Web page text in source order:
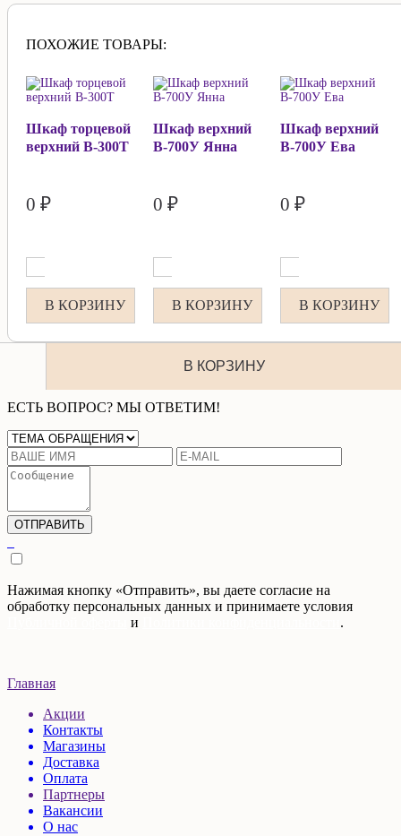
ПОХОЖИЕ ТОВАРЫ:
Шкаф торцевой
верхний В-300Т
0 ₽
В КОРЗИНУ
Шкаф верхний
В-700У Янна
0 ₽
В КОРЗИНУ
Шкаф верхний
В-700У Ева
0 ₽
В КОРЗИНУ
В КОРЗИНУ
ЕСТЬ ВОПРОС? МЫ ОТВЕТИМ!
Нажимая кнопку «Отправить», вы даете согласие на
обработку персональных данных и принимаете условия
и .
Главная
Акции
Контакты
Магазины
Доставка
Оплата
Партнеры
Вакансии
О нас